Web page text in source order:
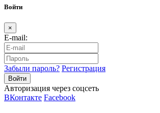
Войти
×
E-mail:
Забыли пароль? Регистрация
Авторизация через соцсеть
ВКонтакте Facebook